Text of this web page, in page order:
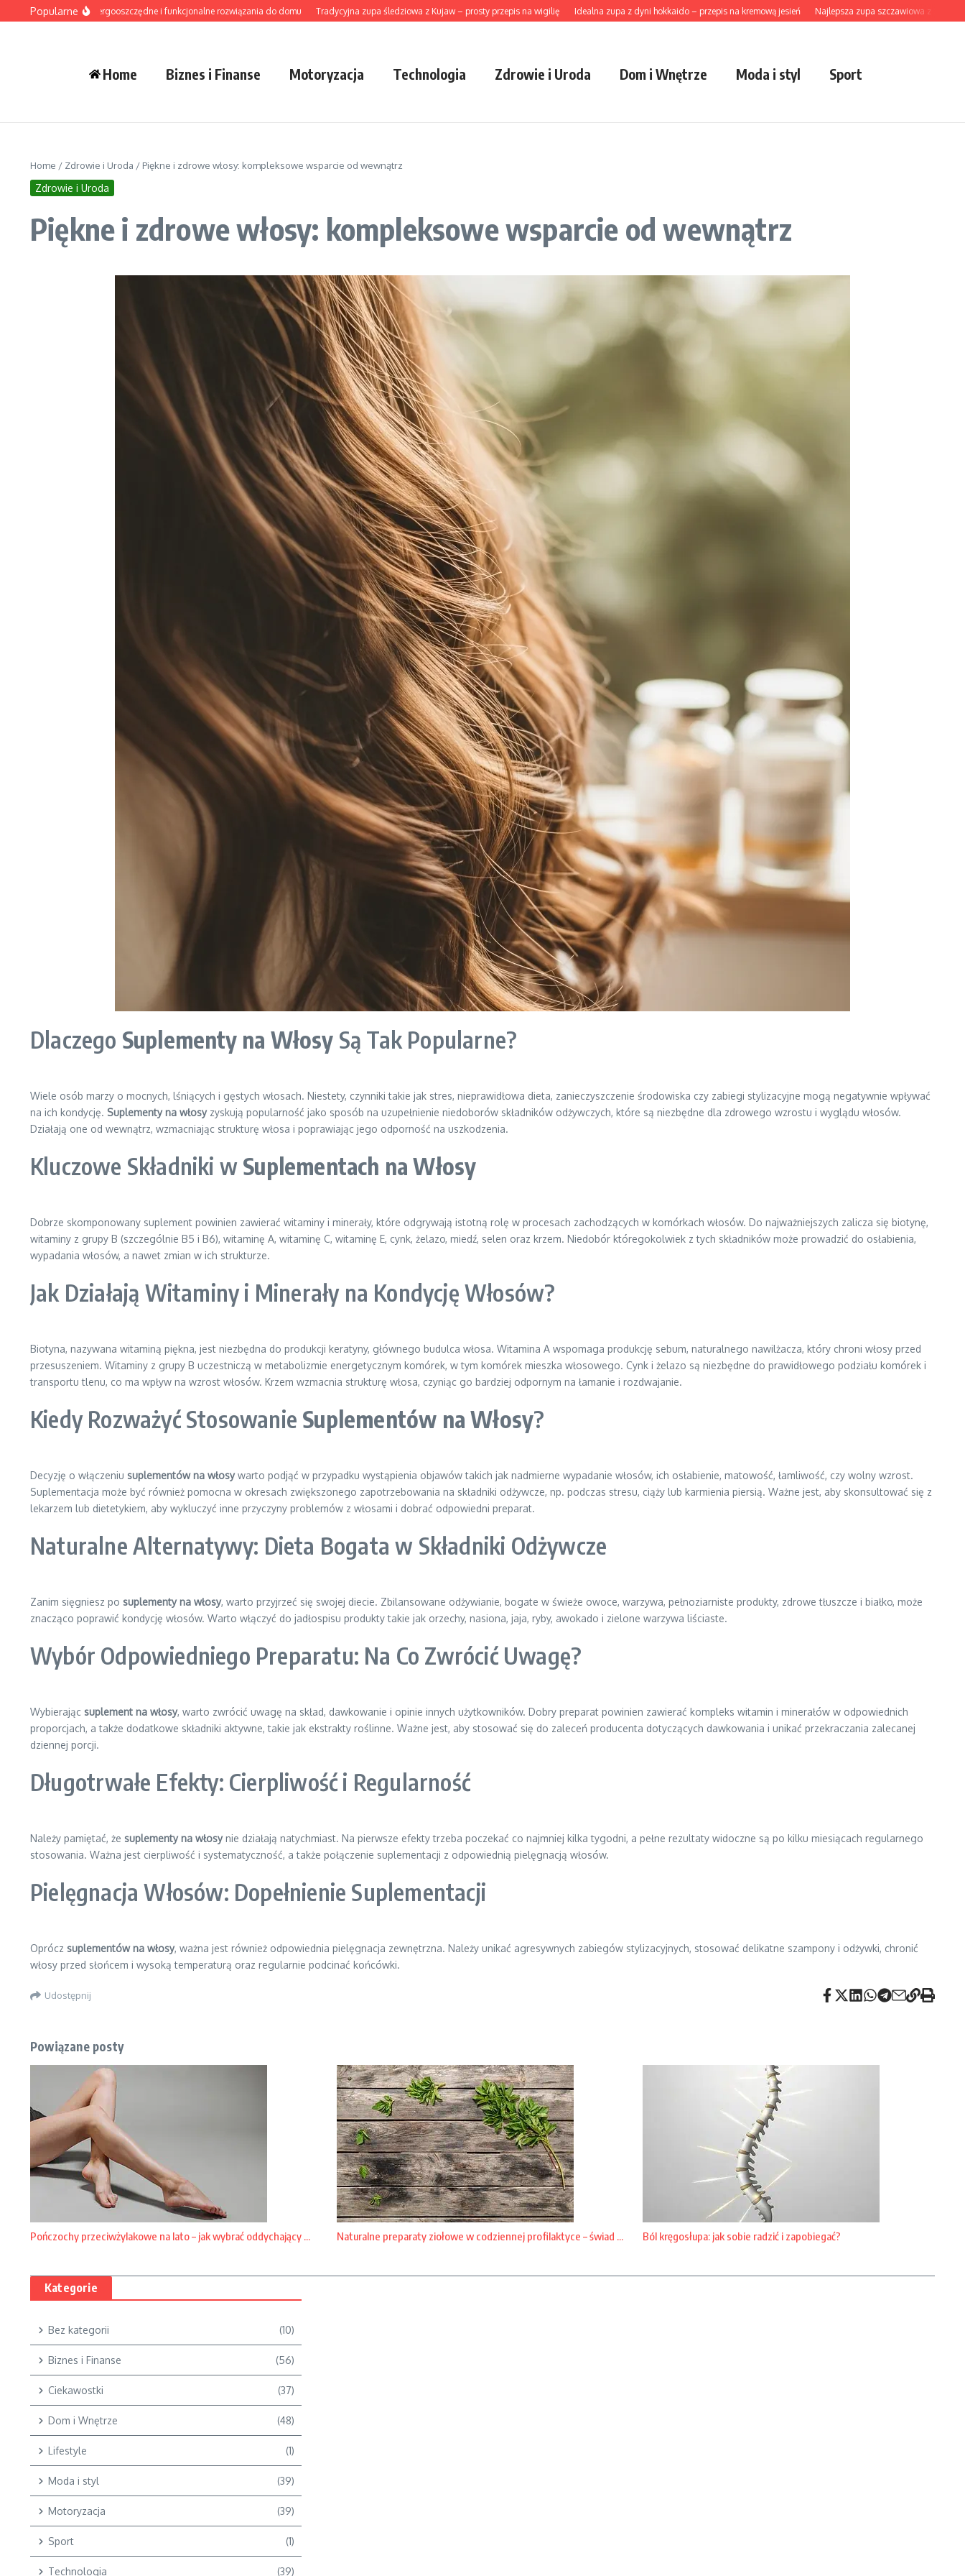
Przejdź do treści
Popularne
LED – energooszczędne i funkcjonalne rozwiązania do domu Tradycyjna zupa śledziowa z Kujaw – prosty przepis na wigilię Idealna zupa z dyni hokkaido – przepis na kremową jesień Najlepsza zupa szczawiowa z ziemniakami
Home Biznes i Finanse Motoryzacja Technologia Zdrowie i Uroda Dom i Wnętrze Moda i styl Sport
Home / Zdrowie i Uroda / Piękne i zdrowe włosy: kompleksowe wsparcie od wewnątrz
Zdrowie i Uroda
Piękne i zdrowe włosy: kompleksowe wsparcie od wewnątrz
Dlaczego Suplementy na Włosy Są Tak Popularne?
Wiele osób marzy o mocnych, lśniących i gęstych włosach. Niestety, czynniki takie jak stres, nieprawidłowa dieta, zanieczyszczenie środowiska czy zabiegi stylizacyjne mogą negatywnie wpływać
na ich kondycję. Suplementy na włosyzyskują popularność jako sposób na uzupełnienie niedoborów składników odżywczych, które są niezbędne dla zdrowego wzrostu i wyglądu włosów.
Działają one od wewnątrz, wzmacniając strukturę włosa i poprawiając jego odporność na uszkodzenia.
Kluczowe Składniki w Suplementach na Włosy
Dobrze skomponowany suplement powinien zawierać witaminy i minerały, które odgrywają istotną rolę w procesach zachodzących w komórkach włosów. Do najważniejszych zalicza się biotynę,
witaminy z grupy B (szczególnie B5 i B6), witaminę A, witaminę C, witaminę E, cynk, żelazo, miedź, selen oraz krzem. Niedobór któregokolwiek z tych składników może prowadzić do osłabienia,
wypadania włosów, a nawet zmian w ich strukturze.
Jak Działają Witaminy i Minerały na Kondycję Włosów?
Biotyna, nazywana witaminą piękna, jest niezbędna do produkcji keratyny, głównego budulca włosa. Witamina A wspomaga produkcję sebum, naturalnego nawilżacza, który chroni włosy przed
przesuszeniem. Witaminy z grupy B uczestniczą w metabolizmie energetycznym komórek, w tym komórek mieszka włosowego. Cynk i żelazo są niezbędne do prawidłowego podziału komórek i
transportu tlenu, co ma wpływ na wzrost włosów. Krzem wzmacnia strukturę włosa, czyniąc go bardziej odpornym na łamanie i rozdwajanie.
Kiedy Rozważyć Stosowanie Suplementów na Włosy?
Decyzję o włączeniu suplementów na włosywarto podjąć w przypadku wystąpienia objawów takich jak nadmierne wypadanie włosów, ich osłabienie, matowość, łamliwość, czy wolny wzrost.
Suplementacja może być również pomocna w okresach zwiększonego zapotrzebowania na składniki odżywcze, np. podczas stresu, ciąży lub karmienia piersią. Ważne jest, aby skonsultować się z
lekarzem lub dietetykiem, aby wykluczyć inne przyczyny problemów z włosami i dobrać odpowiedni preparat.
Naturalne Alternatywy: Dieta Bogata w Składniki Odżywcze
Zanim sięgniesz po suplementy na włosy, warto przyjrzeć się swojej diecie. Zbilansowane odżywianie, bogate w świeże owoce, warzywa, pełnoziarniste produkty, zdrowe tłuszcze i białko, może
znacząco poprawić kondycję włosów. Warto włączyć do jadłospisu produkty takie jak orzechy, nasiona, jaja, ryby, awokado i zielone warzywa liściaste.
Wybór Odpowiedniego Preparatu: Na Co Zwrócić Uwagę?
Wybierając suplement na włosy, warto zwrócić uwagę na skład, dawkowanie i opinie innych użytkowników. Dobry preparat powinien zawierać kompleks witamin i minerałów w odpowiednich
proporcjach, a także dodatkowe składniki aktywne, takie jak ekstrakty roślinne. Ważne jest, aby stosować się do zaleceń producenta dotyczących dawkowania i unikać przekraczania zalecanej
dziennej porcji.
Długotrwałe Efekty: Cierpliwość i Regularność
Należy pamiętać, że suplementy na włosynie działają natychmiast. Na pierwsze efekty trzeba poczekać co najmniej kilka tygodni, a pełne rezultaty widoczne są po kilku miesiącach regularnego
stosowania. Ważna jest cierpliwość i systematyczność, a także połączenie suplementacji z odpowiednią pielęgnacją włosów.
Pielęgnacja Włosów: Dopełnienie Suplementacji
Oprócz suplementów na włosy, ważna jest również odpowiednia pielęgnacja zewnętrzna. Należy unikać agresywnych zabiegów stylizacyjnych, stosować delikatne szampony i odżywki, chronić
włosy przed słońcem i wysoką temperaturą oraz regularnie podcinać końcówki.
Udostępnij
Powiązane posty
Pończochy przeciwżylakowe na lato – jak wybrać oddychający ... Naturalne preparaty ziołowe w codziennej profilaktyce – świad ... Ból kręgosłupa: jak sobie radzić i zapobiegać?
Kategorie
Bez kategorii (10)
Biznes i Finanse (56)
Ciekawostki (37)
Dom i Wnętrze (48)
Lifestyle (1)
Moda i styl (39)
Motoryzacja (39)
Sport (1)
Technologia (39)